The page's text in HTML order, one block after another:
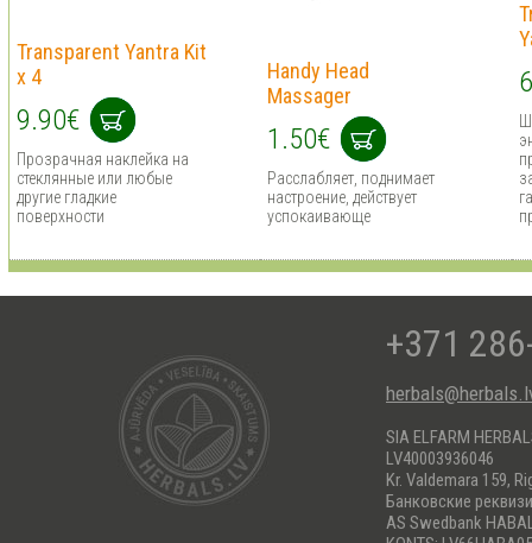
Transparent Yantra Kit
x 4
9.90€
Прозрачная наклейка на
стеклянные или любые
другие гладкие
поверхности
Handy Head
Massager
1.50€
Расслабляет, поднимает
настроение, действует
успокаивающе
+371
SIA ELFARM
LV40003936046
Kr. Valdemara 159,
Банковские
AS Swedbank